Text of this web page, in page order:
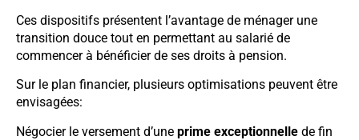
Ces dispositifs présentent l’avantage de ménager une
transition douce tout en permettant au salarié de
commencer à bénéficier de ses droits à pension.
Sur le plan financier, plusieurs optimisations peuvent être
envisagées:
Négocier le versement d’une prime exceptionnelle de fin